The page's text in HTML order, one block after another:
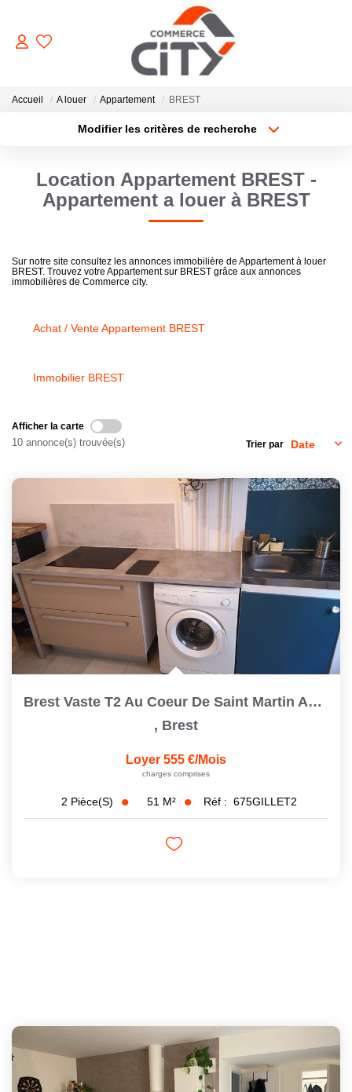
ACHETER
LOUER
Accueil A louer Appartement BREST
Modifier les critères de recherche
Sélectionnez...
Type de bien
Surface min
Créer une alerte
Location Appartement BREST -
Appartement a louer à BREST
Sur notre site consultez les annonces immobilière de Appartement à louer
BREST. Trouvez votre Appartement sur BREST grâce aux annonces
immobilières de Commerce city.
Achat / Vente Appartement BREST
Immobilier BREST
Afficher la carte
10 annonce(s) trouvée(s) Trier par
Brest Vaste T2 Au Coeur De Saint Martin Au 2ème Et Dernier...
, Brest
Loyer 555 €/mois
charges comprises
2 Pièce(s) 51 M² Réf : 675GILLET2